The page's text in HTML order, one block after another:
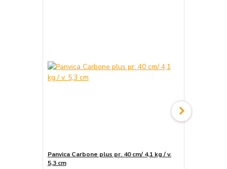
Panvica Carbone plus pr. 40 cm/ 4,1 kg / v.
5,3 cm